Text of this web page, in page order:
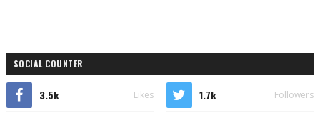
SOCIAL COUNTER
3.5k Likes 1.7k Followers